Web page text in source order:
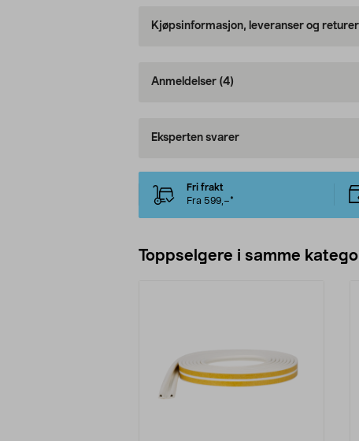
Kjøpsinformasjon, leveranser og returer
Anmeldelser (4)
Eksperten svarer
Fri frakt
Fra 599,–*
Toppselgere i samme